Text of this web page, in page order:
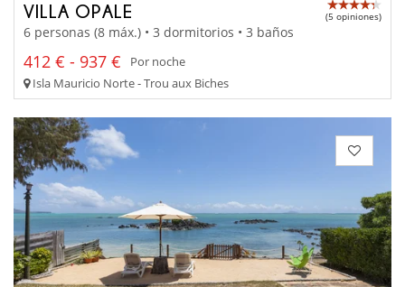
VILLA OPALE (5 opiniones)
6 personas (8 máx.) • 3 dormitorios • 3 baños
412 € - 937 €
Por noche
Isla Mauricio Norte - Trou aux Biches